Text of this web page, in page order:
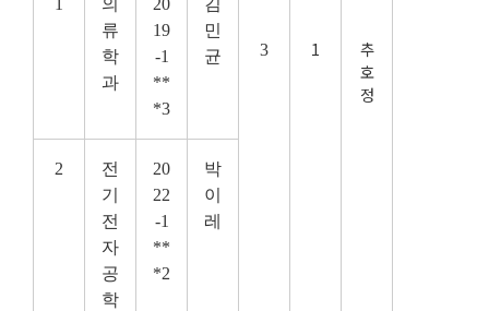
1
의
류
학
과
20
19
-1
**
*3
김
민
균
3 1
추
호
정
2
전
기
전
자
공
학
20
22
-1
**
*2
박
이
레